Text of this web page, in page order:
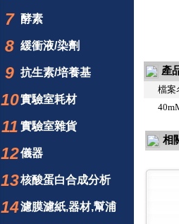
7 酵素
8 緩衝液/染劑
9 抗生素/培養基
10實驗室耗材
11 實驗室雜貨
12儀器
13核酸蛋白合成分析
14濾膜濾紙,器材,幫浦
產
檔案
相